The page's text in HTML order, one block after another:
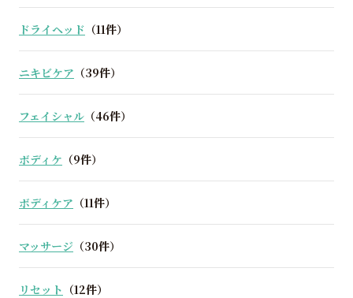
ドライヘッド （11件）
ニキビケア （39件）
フェイシャル （46件）
ボディケ （9件）
ボディケア （11件）
マッサージ （30件）
リセット （12件）